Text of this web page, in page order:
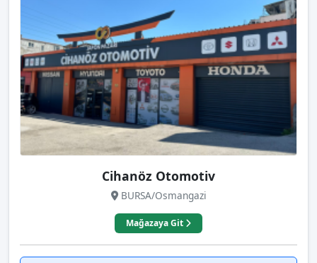
Cihanöz Otomotiv
BURSA/Osmangazi
Mağazaya Git